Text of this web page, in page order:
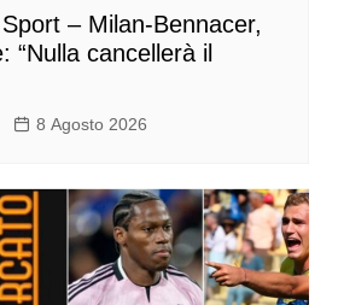
– Milan-Bennacer,
“Nulla cancellerà il
8 Agosto 2026